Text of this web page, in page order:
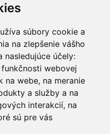
súbory cookie a
na zlepšenie vášho
nasledujúce účely:
webovej
na webe, na meranie
a služby a na
interakcií, na
sú pre vás
ÚDAJOV